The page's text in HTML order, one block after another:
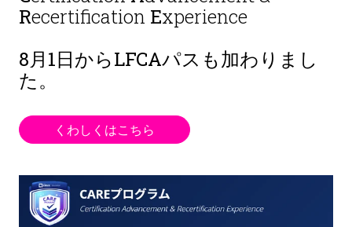
Recertification Experience
8月1日からLFCAパスも加わりまし
た。
くわしくはこちら